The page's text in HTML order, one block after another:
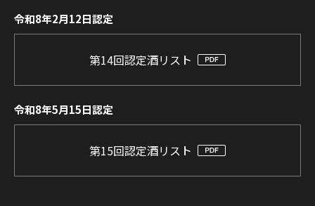
令和8年2月12日認定
第14回認定酒リスト
令和8年5月15日認定
第15回認定酒リスト